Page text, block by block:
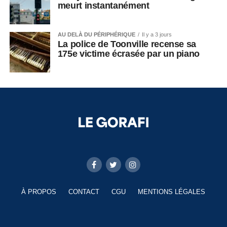
meurt instantanément
AU DELÀ DU PÉRIPHÉRIQUE Il y a 3 jours
La police de Toonville recense sa
175e victime écrasée par un piano
À PROPOS CONTACT CGU MENTIONS LÉGALES